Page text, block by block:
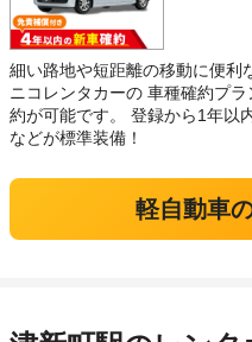
細い路地や短距離の移動に便利
ニコレンタカーの 車種確約プ
約が可能です。 登録から1年以
などが標準装備！
軽自動車